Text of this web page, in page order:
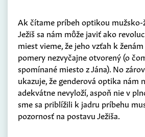
Ak čítame príbeh optikou mužsko-
Ježiš sa nám môže javiť ako
miest vieme, že jeho vzťah k
pomery nezvyčajne otvorený (o
spomínané miesto z Jána). No
ukazuje, že genderová optika nám
adekvátne nevyloží, aspoň nie v
sme sa priblížili k jadru príbehu
pozornosť na postavu Ježiša.